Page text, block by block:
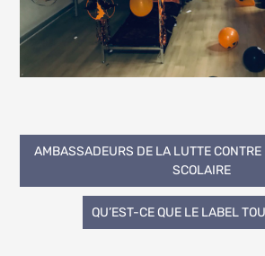
Navigation
de
l’article
AMBASSADEURS DE LA LUTTE
SCOLAIRE
QU’EST-CE QUE LE LABEL